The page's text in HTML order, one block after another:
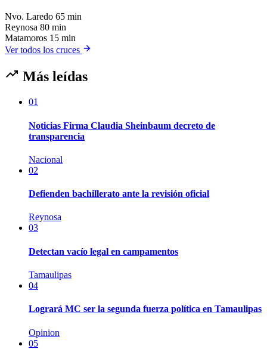
Nvo. Laredo 65 min
Reynosa 80 min
Matamoros 15 min
Ver todos los cruces
Más leídas
01
Noticias Firma Claudia Sheinbaum decreto de
transparencia
Nacional
02
Defienden bachillerato ante la revisión oficial
Reynosa
03
Detectan vacío legal en campamentos
Tamaulipas
04
Logrará MC ser la segunda fuerza política en Tamaulipas
Opinion
05